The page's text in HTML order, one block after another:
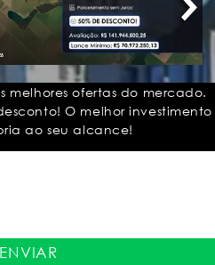
melhores ofertas do mercado.
O melhor
ao seu alcance!
ENVIAR